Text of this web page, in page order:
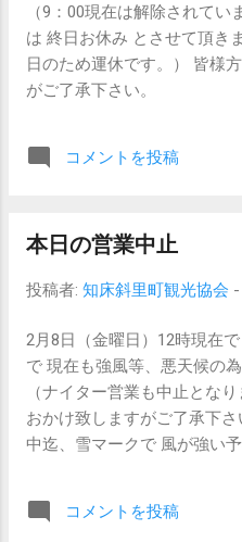
（9：00現在は解除されて
は 終日お休み とさせて頂き
日のため運休です。） 皆様
がご了承下さい。
コメントを投稿
本日の営業中止
投稿者: 知床斜里町観光協会 -
2月8日（金曜日）12時現在
で 現在も強風等、悪天候の
（ナイター営業も中止とな
おかけ致しますがご了承下
中迄、雪マークで 風が強い
下さい。
コメントを投稿